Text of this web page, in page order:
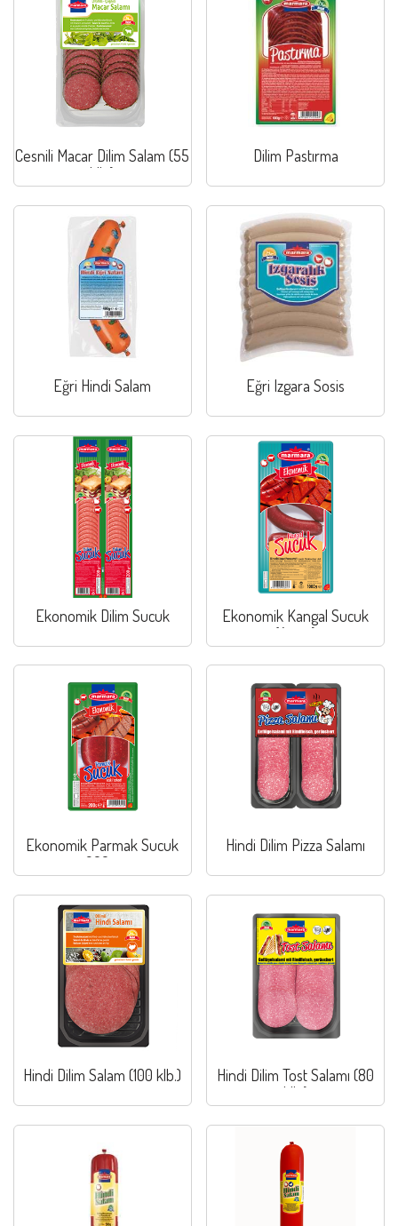
Cesnili Macar Dilim Salam (55
klb.)
Dilim Pastırma
Eğri Hindi Salam Eğri Izgara Sosis
Ekonomik Dilim Sucuk
Ekonomik Kangal Sucuk
(Acısız)
Ekonomik Parmak Sucuk
200 g
Hindi Dilim Pizza Salamı
Hindi Dilim Salam (100 klb.)
Hindi Dilim Tost Salamı (80
klb.)